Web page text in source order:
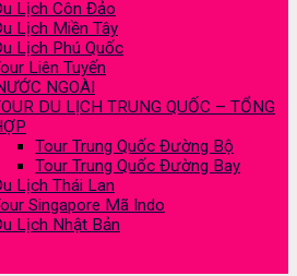
Lịch Côn Đảo
Lịch Miền Tây
Lịch Phú Quốc
Liên Tuyến
NGOÀI
DU LỊCH TRUNG QUỐC – TỔNG
Tour Trung Quốc Đường Bộ
Tour Trung Quốc Đường Bay
Lịch Thái Lan
Singapore Mã Indo
Lịch Nhật Bản